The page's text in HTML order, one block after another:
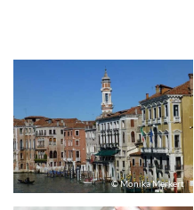
© Monika Merkert